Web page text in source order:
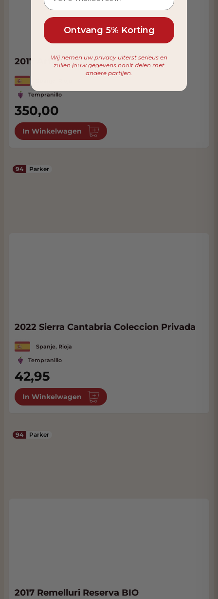
2017 Artadi Vina El Pison
Tempranillo
350,00
In Winkelwagen
94 Parker
2022 Sierra Cantabria Coleccion Privada
Spanje, Rioja
Tempranillo
42,95
In Winkelwagen
94 Parker
2017 Remelluri Reserva BIO
Ontvang 5% Korting
Wij nemen uw privacy uiterst serieus en
zullen jouw gegevens nooit delen met
andere partijen.